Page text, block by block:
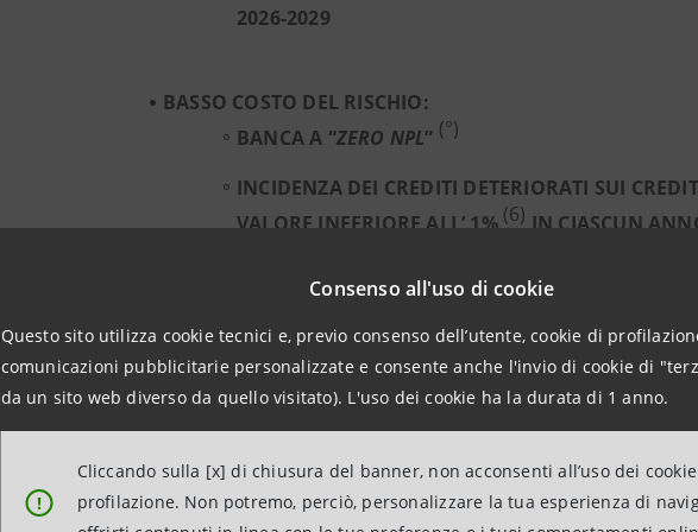
Consenso all'uso di cookie
Questo sito utilizza cookie tecnici e, previo consenso dell’utente, cookie di
comunicazioni pubblicitarie personalizzate e consente anche l'invio di cookie di
da un sito web diverso da quello visitato). L'uso dei cookie ha la durata di 1 anno.
!
Cliccando sulla [x] di chiusura del banner, non acconsenti all’uso dei
profilazione. Non potremo, perciò, personalizzare la tua esperienza di
2026-2029
BASSO COSTO DEL RISCHIO:
BANCA A “ZERO NPL” (°)
INCIDENZA DEI CREDITI DETERIORATI SUI
VALORE INFERIORE ALL’ 1%(6)IN CIASCUN
COSTO DEL RISCHIO A 25-30 CENTESIMI DI
CIASCUN ANNO DEL 2026-2029
€ 1,6 MLD DI RISPARMI NEL 2026-2029